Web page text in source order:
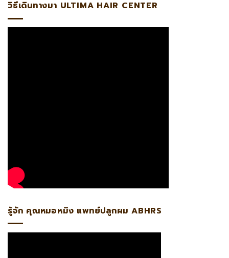
วิธีเดินทางมา ULTIMA HAIR CENTER
รู้จัก คุณหมอหมิง แพทย์ปลูกผม ABHRS